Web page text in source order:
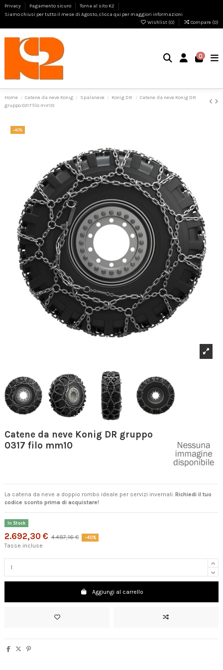
Privacy Pagamento sicuro
Torna al sito K2
Siamo chiusi per tutto il mese di Agosto, clicca qui per maggiori informazioni
Wishlist (0) Compare (0)
0
Home Catene da neve Konig Spalaneve Konig DR
Catene da neve Konig DR
gruppo 0317 filo mm10
-40%
Catene da neve Konig DR gruppo
0317 filo mm10
La catena da neve a doppio rombo ideale per servizi invernali. Richiedi il tuo
codice sconto prima di acquistare!
In Stock
2.692,30 € 4.487,16 € -40%
Tasse incluse
Aggiungi al carrello